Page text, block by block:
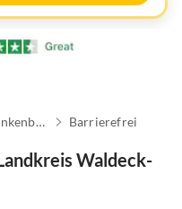
Landkreis Waldeck-Frankenberg Barrierefrei
Waldeck-